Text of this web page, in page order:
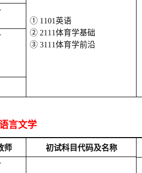
① 1101英语
② 2111体育学基础
③ 3111体育学前沿
言文学
师 初试科目代码及名称